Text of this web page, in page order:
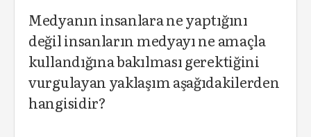
Medyanın insanlara ne yaptığını
değil insanların medyayı ne amaçla
kullandığına bakılması gerektiğini
vurgulayan yaklaşım aşağıdakilerden
hangisidir?